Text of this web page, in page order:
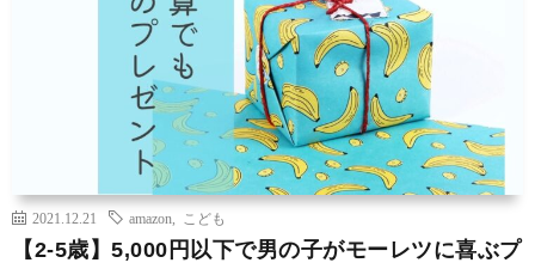
2021.12.21 amazon こども
【2-5歳】5,000円以下で男の子がモーレツに喜ぶプ